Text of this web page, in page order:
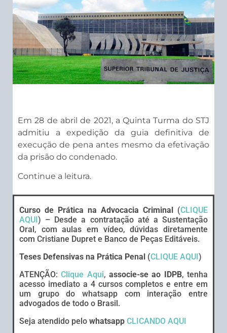
Em 28 de abril de 2021, a Quinta Turma do STJ
admitiu a expedição da guia definitiva de
execução de pena antes mesmo da efetivação
da prisão do condenado.
Continue a leitura.
Curso de Prática na Advocacia Criminal (CLIQUE
AQUI ) – Desde a contratação até a Sustentação
Oral, com aulas em vídeo, dúvidas diretamente
com Cristiane Dupret e Banco de Peças Editáveis.
Teses Defensivas na Prática Penal (CLIQUE AQUI )
ATENÇÃO:Clique Aqui,associe-se ao IDPB, tenha
acesso imediato a 4 cursos completos e entre em
um grupo do whatsapp com interação entre
advogados de todo o Brasil.
Seja atendido pelo whatsapp CLICANDO AQUI